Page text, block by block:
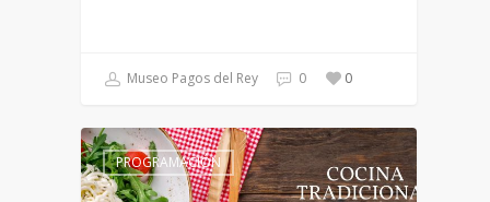
Museo Pagos del Rey 0 0
PROGRAMACIÓN